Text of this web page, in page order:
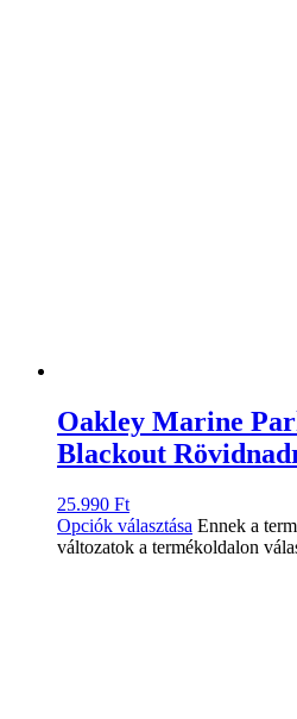
Oakley Marine
Blackout
25.990 Ft
Opciók választása Ennek a
változatok a termékoldalon